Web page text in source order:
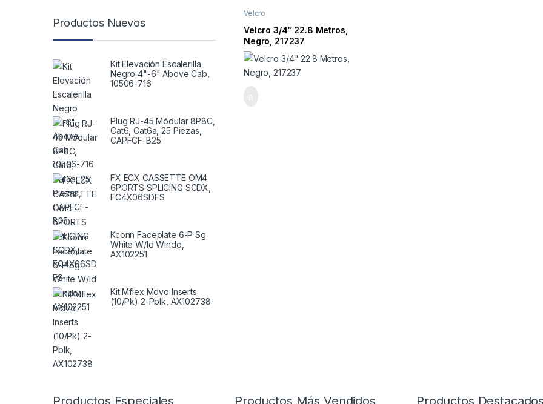
Velcro
Velcro 3/4″ 22.8 Metros,
Negro, 217237
Productos Nuevos
Kit Elevación Escalerilla
Negro 4"-6" Above Cab,
10506-716
Plug RJ-45 Módular 8P8C,
Cat6, Cat6a, 25 Piezas,
CAPFCF-B25
FX ECX CASSETTE OM4
6PORTS SPLICING SCDX,
FC4X06SDFS
Kconn Faceplate 6-P Sg
White W/Id Windo,
AX102251
Kit Mflex Mdvo Inserts
(10/Pk) 2-Pblk, AX102738
Productos Especiales Productos Más Vendidos Productos Destacados